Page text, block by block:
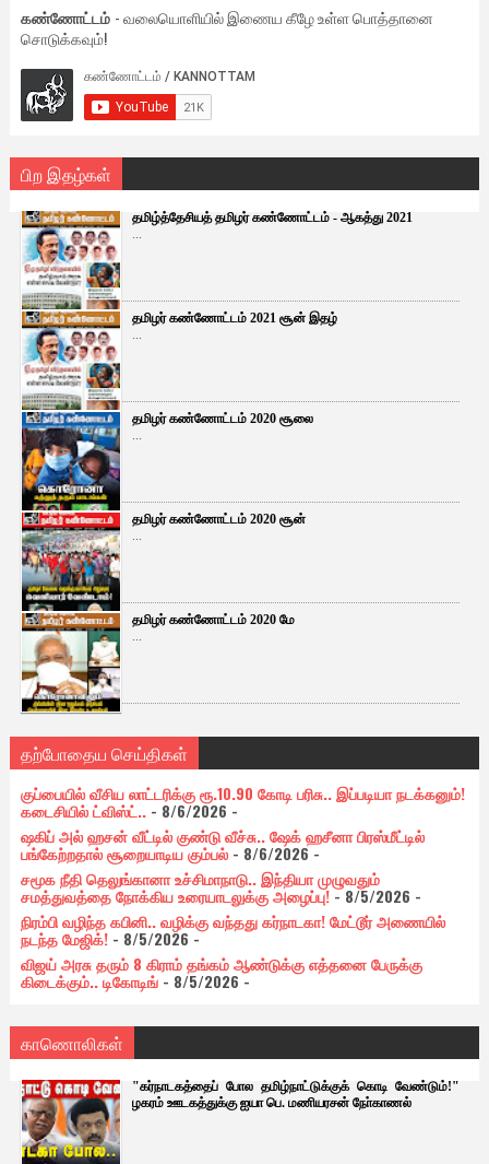
கண்ணோட்டம் - வலையொளியில் இணைய கீழே உள்ள பொத்தானை
சொடுக்கவும்!
பிற இதழ்கள்
தமிழ்த்தேசியத் தமிழர் கண்ணோட்டம் - ஆகத்து 2021
...
தமிழர் கண்ணோட்டம் 2021 சூன் இதழ்
...
தமிழர் கண்ணோட்டம் 2020 சூலை
...
தமிழர் கண்ணோட்டம் 2020 சூன்
...
தமிழர் கண்ணோட்டம் 2020 மே
...
தற்போதைய செய்திகள்
குப்பையில் வீசிய லாட்டரிக்கு ரூ.10.90 கோடி பரிசு.. இப்படியா நடக்கனும்!
கடைசியில் ட்விஸ்ட்..- 8/6/2026 -
ஷகிப் அல் ஹசன் வீட்டில் குண்டு வீச்சு.. ஷேக் ஹசீனா பிரஸ்மீட்டில்
பங்கேற்றதால் சூறையாடிய கும்பல்- 8/6/2026-
சமூக நீதி தெலுங்கானா உச்சிமாநாடு.. இந்தியா முழுவதும்
சமத்துவத்தை நோக்கிய உரையாடலுக்கு அழைப்பு!- 8/5/2026 -
நிரம்பி வழிந்த கபினி.. வழிக்கு வந்தது கர்நாடகா! மேட்டூர் அணையில்
நடந்த மேஜிக்!- 8/5/2026 -
விஜய் அரசு தரும் 8 கிராம் தங்கம் ஆண்டுக்கு எத்தனை பேருக்கு
கிடைக்கும்.. டிகோடிங்- 8/5/2026 -
காணொலிகள்
"கர்நாடகத்தைப் போல தமிழ்நாட்டுக்குக் கொடி வேண்டும்!"
ழகரம் ஊடகத்துக்கு ஐயா பெ. மணியரசன் நோ்காணல்